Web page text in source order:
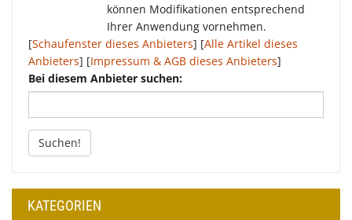
können Modifikationen entsprechend
Ihrer Anwendung vornehmen.
[Schaufenster dieses Anbieters] [Alle Artikel dieses
Anbieters] [Impressum & AGB dieses Anbieters]
Bei diesem Anbieter suchen:
Suchen!
KATEGORIEN